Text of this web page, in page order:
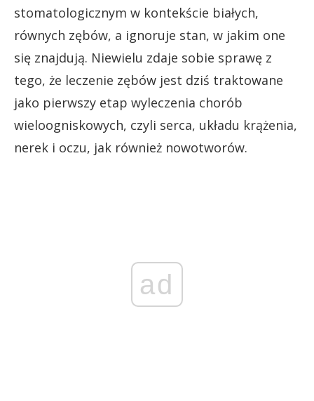
stomatologicznym w kontekście białych,
równych zębów, a ignoruje stan, w jakim one
się znajdują. Niewielu zdaje sobie sprawę z
tego, że leczenie zębów jest dziś traktowane
jako pierwszy etap wyleczenia chorób
wieloogniskowych, czyli serca, układu krążenia,
nerek i oczu, jak również nowotworów.
ad